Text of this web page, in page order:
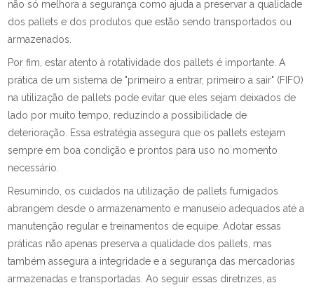
não só melhora a segurança como ajuda a preservar a qualidade
dos pallets e dos produtos que estão sendo transportados ou
armazenados.
Por fim, estar atento à rotatividade dos pallets é importante. A
prática de um sistema de "primeiro a entrar, primeiro a sair" (FIFO)
na utilização de pallets pode evitar que eles sejam deixados de
lado por muito tempo, reduzindo a possibilidade de
deterioração. Essa estratégia assegura que os pallets estejam
sempre em boa condição e prontos para uso no momento
necessário.
Resumindo, os cuidados na utilização de pallets fumigados
abrangem desde o armazenamento e manuseio adequados até a
manutenção regular e treinamentos de equipe. Adotar essas
práticas não apenas preserva a qualidade dos pallets, mas
também assegura a integridade e a segurança das mercadorias
armazenadas e transportadas. Ao seguir essas diretrizes, as